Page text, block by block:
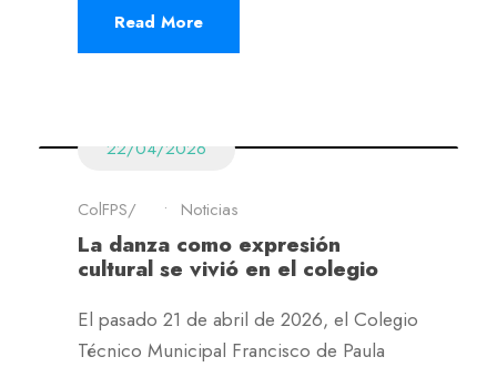
Read More
22/04/2026
ColFPS • Noticias
La danza como expresión
cultural se vivió en el colegio
El pasado 21 de abril de 2026, el Colegio
Técnico Municipal Francisco de Paula